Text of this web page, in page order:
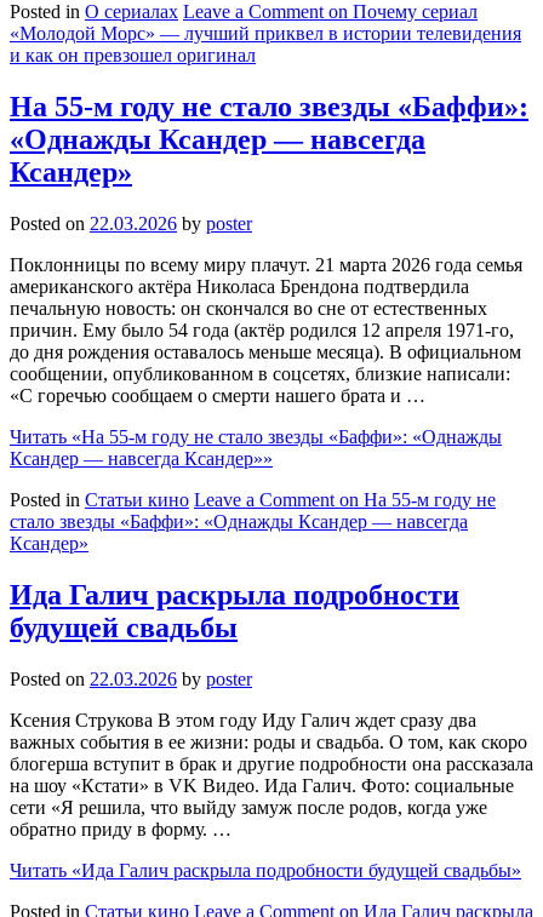
Posted in О сериалах Leave a Comment on Почему сериал
«Молодой Морс» — лучший приквел в истории телевидения
и как он превзошел оригинал
На 55-м году не стало звезды «Баффи»:
«Однажды Ксандер — навсегда
Ксандер»
Posted on 22.03.2026 by poster
Поклонницы по всему миру плачут. 21 марта 2026 года семья
американского актёра Николаса Брендона подтвердила
печальную новость: он скончался во сне от естественных
причин. Ему было 54 года (актёр родился 12 апреля 1971-го,
до дня рождения оставалось меньше месяца). В официальном
сообщении, опубликованном в соцсетях, близкие написали:
«С горечью сообщаем о смерти нашего брата и …
Читать «На 55-м году не стало звезды «Баффи»: «Однажды
Ксандер — навсегда Ксандер»»
Posted in Статьи кино Leave a Comment on На 55-м году не
стало звезды «Баффи»: «Однажды Ксандер — навсегда
Ксандер»
Ида Галич раскрыла подробности
будущей свадьбы
Posted on 22.03.2026 by poster
Ксения Струкова В этом году Иду Галич ждет сразу два
важных события в ее жизни: роды и свадьба. О том, как скоро
блогерша вступит в брак и другие подробности она рассказала
на шоу «Кстати» в VK Видео. Ида Галич. Фото: социальные
сети «Я решила, что выйду замуж после родов, когда уже
обратно приду в форму. …
Читать «Ида Галич раскрыла подробности будущей свадьбы»
Posted in Статьи кино Leave a Comment on Ида Галич раскрыла